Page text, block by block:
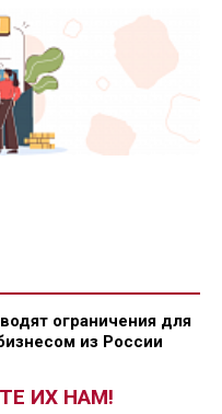
ограничения для
из России
ИХ НАМ!